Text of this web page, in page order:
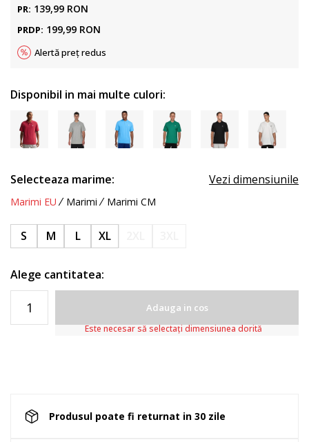
PR: 139,99 RON
PRDP: 199,99 RON
Alertă preț redus
Disponibil in mai multe culori:
Selecteaza marime: Vezi dimensiunile
Marimi EU Marimi Marimi CM
S M L XL
Alege cantitatea:
Adauga in cos
Este necesar să selectați dimensiunea dorită
Produsul poate fi returnat in 30 zile